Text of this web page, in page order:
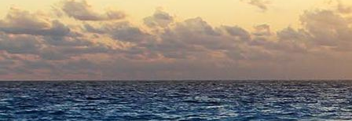
0925 - (xxxx) Böhnke bis März 1963 Kremper Straße